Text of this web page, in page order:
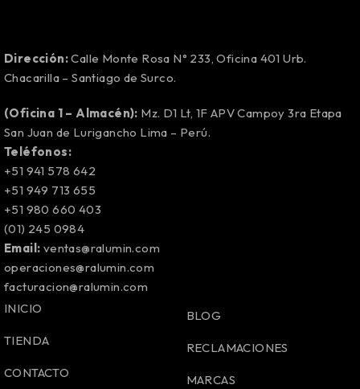
Dirección:Calle Monte Rosa N° 233, Oficina 401 Urb.
Chacarilla – Santiago de Surco.
(Oficina 1 – Almacén): Mz. D1 Lt, 1F APV Campoy 3ra Etapa
San Juan de Lurigancho Lima – Perú.
Teléfonos:
+51 941 578 642
+51 949 713 655
+51 980 660 403
(01) 245 0984
Email: ventas@ralumin.com
operaciones@ralumin.com
facturacion@ralumin.com
INICIO
TIENDA
CONTACTO
BLOG
RECLAMACIONES
MARCAS